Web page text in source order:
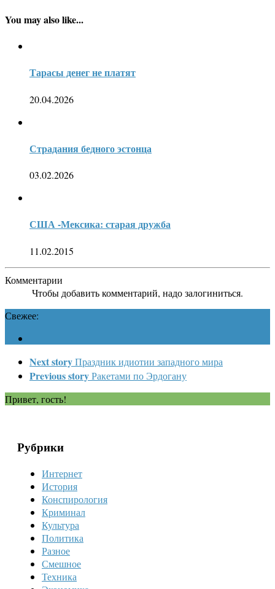
You may also like...
Тарасы денег не платят
20.04.2026
Страдания бедного эстонца
03.02.2026
США -Мексика: старая дружба
11.02.2015
Комментарии
Чтобы добавить комментарий, надо залогиниться.
Свежее:
Next storyПраздник идиотии западного мира
Previous storyРакетами по Эрдогану
Привет, гость!
Рубрики
Интернет
История
Конспирология
Криминал
Культура
Политика
Разное
Смешное
Техника